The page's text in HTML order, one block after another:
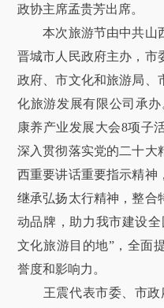
政协主席孟贵芳出席。
本次旅游节由中共山西
晋城市人民政府主办，市
政府、市文化和旅游局、
化旅游发展有限公司承办
康养产业发展大会8项子
深入贯彻落实党的二十大
西重要讲话重要指示精神
继承弘扬太行精神，整合
动品牌，助力我市建设
文化旅游目的地”，全面
誉度和影响力。
王震代表市委、市政